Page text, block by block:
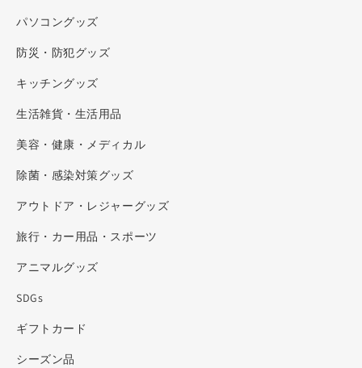
パソコングッズ
防災・防犯グッズ
キッチングッズ
生活雑貨・生活用品
美容・健康・メディカル
除菌・感染対策グッズ
アウトドア・レジャーグッズ
旅行・カー用品・スポーツ
アニマルグッズ
SDGs
ギフトカード
シーズン品